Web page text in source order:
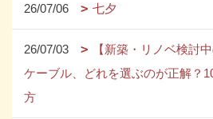
26/07/06 七夕
26/07/03
【新築・リノベ検討
ケーブル、どれを選ぶのが正解？
方